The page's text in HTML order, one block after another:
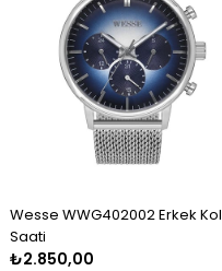
Wesse WWG402002 Erkek Kol
Saati
₺2.850,00